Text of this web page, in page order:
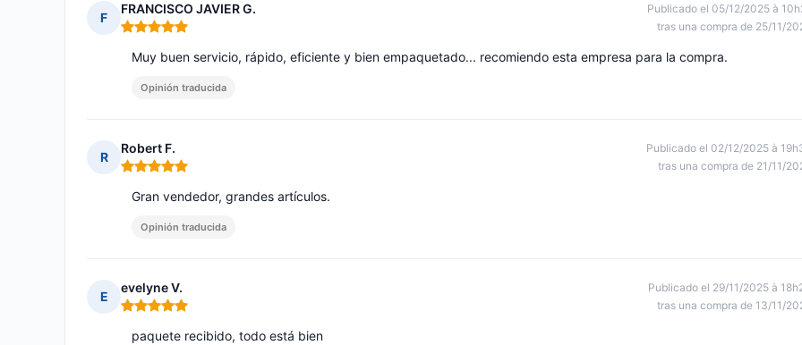
F
FRANCISCO JAVIER G.
Nota: 5 de 5
Publicado el 05/12/2025 à
tras una compra de 25/11/
Muy buen servicio, rápido, eficiente y bien empaquetado... recomiendo esta empresa para la compra.
Opinión traducida
R
Robert F.
Nota: 5 de 5
Publicado el 02/12/2025 à
tras una compra de 21/11/
Gran vendedor, grandes artículos.
Opinión traducida
E
evelyne V.
Nota: 5 de 5
Publicado el 29/11/2025 à
tras una compra de 13/11/
paquete recibido, todo está bien